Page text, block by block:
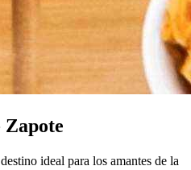
ideal para los amantes de la